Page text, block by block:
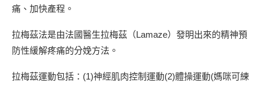
痛、加快產程。
拉梅茲法是由法國醫生拉梅茲（Lamaze）發明出來的精神預
防性緩解疼痛的分娩方法。
拉梅茲運動包括：(1)神經肌肉控制運動(2)體操運動(媽咪可練